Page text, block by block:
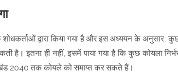
शोधकर्ताओं द्वारा किया गया है और इस अध्ययन के अनुसार,
है। इतना ही नहीं, इसमें पाया गया है कि कुछ कोयला
2040 तक कोयले को समाप्त कर सकते हैं।